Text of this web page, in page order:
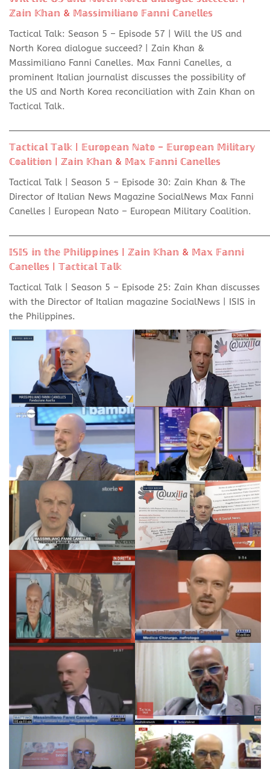
ℤ𝕒𝕚𝕟 𝕂𝕙𝕒𝕟 & 𝕄𝕒𝕤𝕤𝕚𝕞𝕚𝕝𝕚𝕒𝕟𝕠 𝔽𝕒𝕟𝕟𝕚 ℂ𝕒𝕟𝕖𝕝𝕝𝕖𝕤
Tactical Talk: Season 5 – Episode 57 | Will the US and
North Korea dialogue succeed? | Zain Khan &
Massimiliano Fanni Canelles. Max Fanni Canelles, a
prominent Italian journalist discusses the possibility of
the US and North Korea reconciliation with Zain Khan on
Tactical Talk.
𝕋𝕒𝕔𝕥𝕚𝕔𝕒𝕝 𝕋𝕒𝕝𝕜 | 𝔼𝕦𝕣𝕠𝕡𝕖𝕒𝕟 ℕ𝕒𝕥𝕠 – 𝔼𝕦𝕣𝕠𝕡𝕖𝕒𝕟 𝕄𝕚𝕝𝕚𝕥𝕒𝕣𝕪
ℂ𝕠𝕒𝕝𝕚𝕥𝕚𝕠𝕟 | ℤ𝕒𝕚𝕟 𝕂𝕙𝕒𝕟 & 𝕄𝕒𝕩 𝔽𝕒𝕟𝕟𝕚 ℂ𝕒𝕟𝕖𝕝𝕝𝕖𝕤
Tactical Talk | Season 5 – Episode 30: Zain Khan & The
Director of Italian News Magazine SocialNews Max Fanni
Canelles | European Nato – European Military Coalition.
𝕀𝕊𝕀𝕊 𝕚𝕟 𝕥𝕙𝕖 ℙ𝕙𝕚𝕝𝕚𝕡𝕡𝕚𝕟𝕖𝕤 | ℤ𝕒𝕚𝕟 𝕂𝕙𝕒𝕟 & 𝕄𝕒𝕩 𝔽𝕒𝕟𝕟𝕚
ℂ𝕒𝕟𝕖𝕝𝕝𝕖𝕤 | 𝕋𝕒𝕔𝕥𝕚𝕔𝕒𝕝 𝕋𝕒𝕝𝕜
Tactical Talk | Season 5 – Episode 25: Zain Khan discusses
with the Director of Italian magazine SocialNews | ISIS in
the Philippines.